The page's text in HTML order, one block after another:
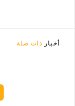
أخبار ذات صلة